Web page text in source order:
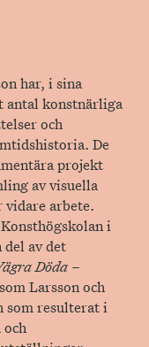
har, i sina
antal konstnärliga
och
De
projekt
av visuella
arbete.
i
del av det
Döda –
som Larsson och
som resulterat i